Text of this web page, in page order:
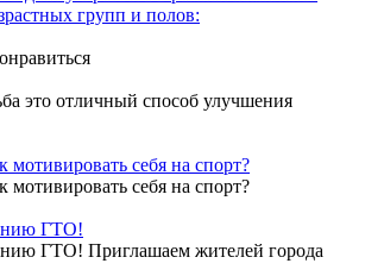
групп и полов:
это отличный способ улучшения
себя на спорт?️
себя на спорт?
ГТО!
ГТО! Приглашаем жителей города